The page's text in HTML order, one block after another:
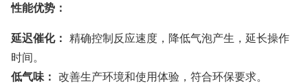
性能优势：
延迟催化： 精确控制反应速度，降低气泡产生，延长操作
时间。
低气味： 改善生产环境和使用体验，符合环保要求。